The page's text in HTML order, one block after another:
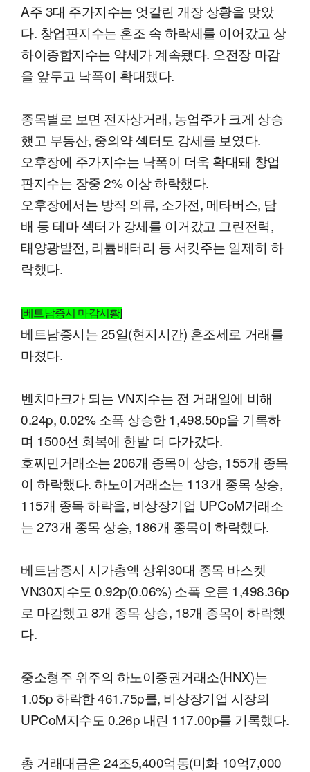
A주 3대 주가지수는 엇갈린 개장 상황을 맞았
다. 창업판지수는 혼조 속 하락세를 이어갔고 상
하이종합지수는 약세가 계속됐다. 오전장 마감
을 앞두고 낙폭이 확대됐다.
종목별로 보면 전자상거래, 농업주가 크게 상승
했고 부동산, 중의약 섹터도 강세를 보였다.
오후장에 주가지수는 낙폭이 더욱 확대돼 창업
판지수는 장중 2% 이상 하락했다.
오후장에서는 방직 의류, 소가전, 메타버스, 담
배 등 테마 섹터가 강세를 이거갔고 그린전력,
태양광발전, 리튬배터리 등 서킷주는 일제히 하
락했다.
[베트남증시 마감시황]
베트남증시는 25일(현지시간) 혼조세로 거래를
마쳤다.
벤치마크가 되는 VN지수는 전 거래일에 비해
0.24p, 0.02% 소폭 상승한 1,498.50p을 기록하
며 1500선 회복에 한발 더 다가갔다.
호찌민거래소는 206개 종목이 상승, 155개 종목
이 하락했다. 하노이거래소는 113개 종목 상승,
115개 종목 하락을, 비상장기업 UPCoM거래소
는 273개 종목 상승, 186개 종목이 하락했다.
베트남증시 시가총액 상위30대 종목 바스켓
VN30지수도 0.92p(0.06%) 소폭 오른 1,498.36p
로 마감했고 8개 종목 상승, 18개 종목이 하락했
다.
중소형주 위주의 하노이증권거래소(HNX)는
1.05p 하락한 461.75p를, 비상장기업 시장의
UPCoM지수도 0.26p 내린 117.00p를 기록했다.
총 거래대금은 24조5,400억동(미화 10억7,000